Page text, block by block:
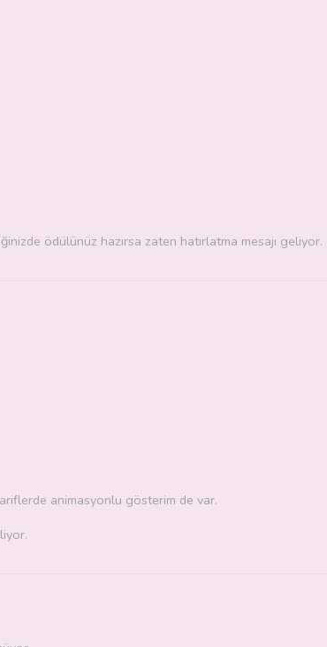
ödülünüz hazırsa zaten hatırlatma mesajı geliyor.
animasyonlu gösterim de var.